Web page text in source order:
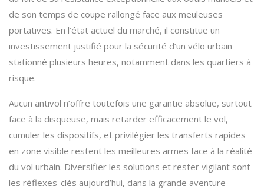
de son temps de coupe rallongé face aux meuleuses
portatives. En l’état actuel du marché, il constitue un
investissement justifié pour la sécurité d’un vélo urbain
stationné plusieurs heures, notamment dans les quartiers à
risque.
Aucun antivol n’offre toutefois une garantie absolue, surtout
face à la disqueuse, mais retarder efficacement le vol,
cumuler les dispositifs, et privilégier les transferts rapides
en zone visible restent les meilleures armes face à la réalité
du vol urbain. Diversifier les solutions et rester vigilant sont
les réflexes-clés aujourd’hui, dans la grande aventure